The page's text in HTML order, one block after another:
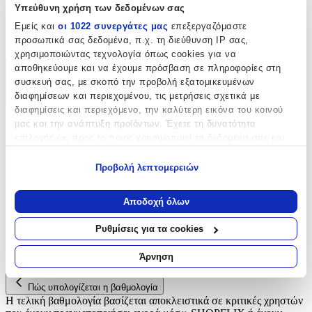
Υπεύθυνη χρήση των δεδομένων σας
Εμείς και οι 1022 συνεργάτες μας επεξεργαζόμαστε
προσωπικά σας δεδομένα, π.χ. τη διεύθυνση IP σας,
χρησιμοποιώντας τεχνολογία όπως cookies για να
αποθηκεύουμε και να έχουμε πρόσβαση σε πληροφορίες στη
συσκευή σας, με σκοπό την προβολή εξατομικευμένων
διαφημίσεων και περιεχομένου, τις μετρήσεις σχετικά με
διαφημίσεις και περιεχόμενο, την καλύτερη εικόνα του κοινού
μας και την ανάπτυξη προϊόντων. Έχετε τη δυνατότητα
Να συλλέξουμε πληροφορίες σχετικά με τη γεωγραφική
σας τοποθεσία, οι οποίες μπορεί να είναι ακριβείς σε
απόσταση μερικών μέτρων
Να αναγνωρίσουμε τη συσκευή σας σαρώνοντας ενεργά
για συγκεκριμένα χαρακτηριστικά (δακτυλικό αποτύπωμα)
Μάθετε περισσότερα σχετικά με τον τρόπο επεξεργασίας των
προσωπικών σας δεδομένων και καθορίστε τις προτιμήσεις σας
στηνενότητα “Λεπτομέρειες”. Μπορείτε να αλλάξετε ή να
ανακαλέσετε τη συγκατάθεσή σας ανά πάσα στιγμή από τη
Προβολή λεπτομερειών
Αποδοχή όλων
Ρυθμίσεις για τα cookies
Άρνηση
Δαντέλες
Χαρακτηριστικά
+
Χαρακτηριστικά
Αξιολογήσεις
Προς το παρόν δεν υπάρχουν άλλες αξιολογήσεις. Όταν
προστεθούν, θα εμφανιστούν εδώ.
Πώς υπολογίζεται η βαθμολογία
Η τελική βαθμολογία βασίζεται αποκλειστικά σε κριτικές χρηστών